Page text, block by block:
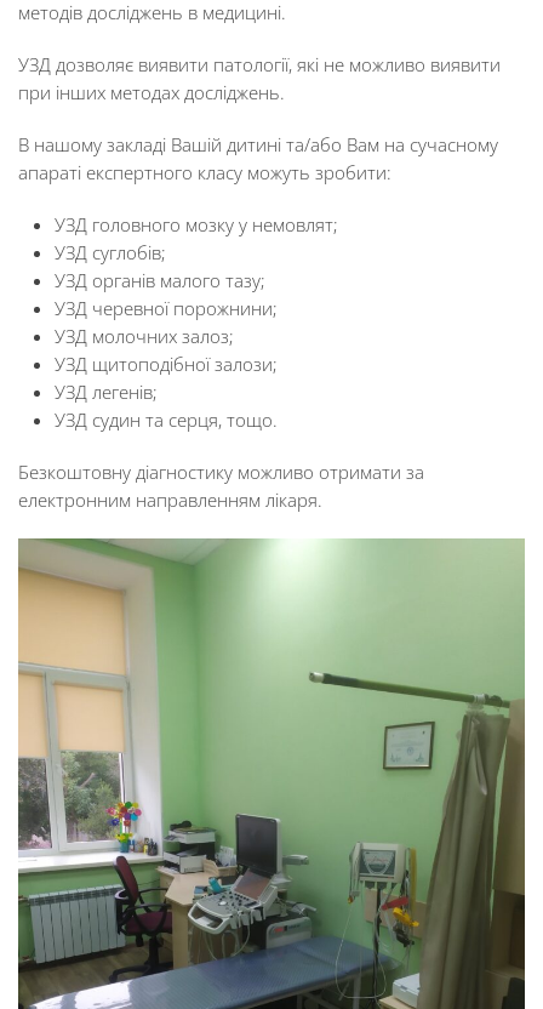
методів досліджень в медицині.
УЗД дозволяє виявити патології, які не можливо виявити
при інших методах досліджень.
В нашому закладі Вашій дитині та/або Вам на сучасному
апараті експертного класу можуть зробити:
УЗД головного мозку у немовлят;
УЗД суглобів;
УЗД органів малого тазу;
УЗД черевної порожнини;
УЗД молочних залоз;
УЗД щитоподібної залози;
УЗД легенів;
УЗД судин та серця, тощо.
Безкоштовну діагностику можливо отримати за
електронним направленням лікаря.